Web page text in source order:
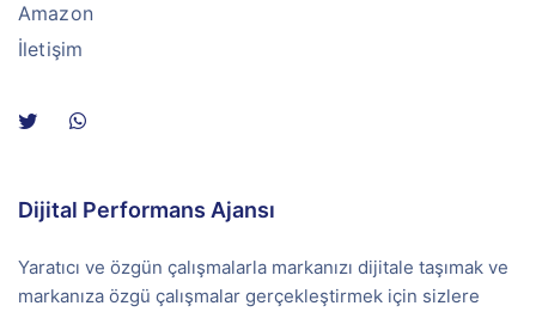
Amazon
İletişim
Dijital Performans Ajansı
Yaratıcı ve özgün çalışmalarla markanızı dijitale taşımak ve
markanıza özgü çalışmalar gerçekleştirmek için sizlere